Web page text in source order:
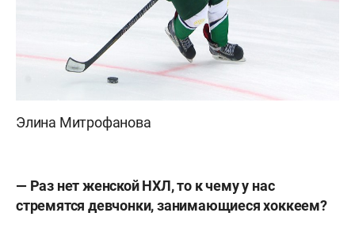
Элина Митрофанова
— Раз нет женской НХЛ, то к чему у нас
стремятся девчонки, занимающиеся хоккеем?